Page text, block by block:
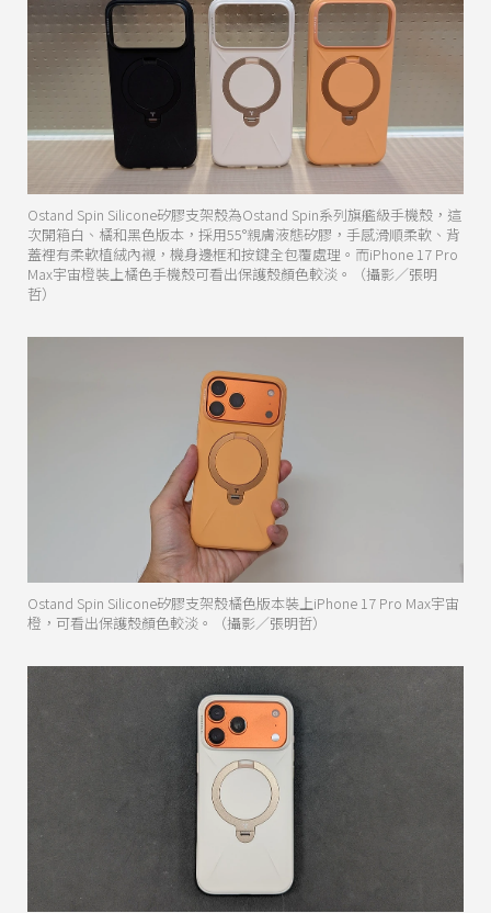
Ostand Spin Silicone矽膠支架殼為Ostand Spin系列旗艦級手機殼，這
次開箱白、橘和黑色版本，採用55°親膚液態矽膠，手感滑順柔軟、背
蓋裡有柔軟植絨內襯，機身邊框和按鍵全包覆處理。而iPhone 17 Pro
Max宇宙橙裝上橘色手機殼可看出保護殼顏色較淡。（攝影／張明
哲）
Ostand Spin Silicone矽膠支架殼橘色版本裝上iPhone 17 Pro Max宇宙
橙，可看出保護殼顏色較淡。（攝影／張明哲）